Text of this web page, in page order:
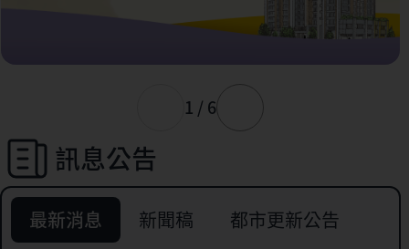
1 / 6
訊息公告
最新消息 新聞稿
都市更新公告